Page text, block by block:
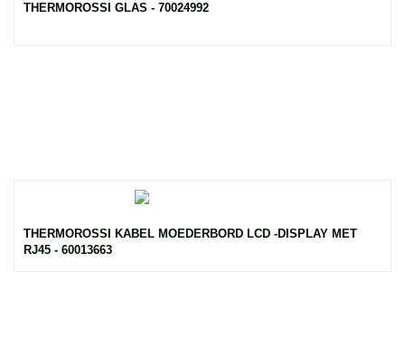
THERMOROSSI GLAS - 70024992
THERMOROSSI KABEL MOEDERBORD LCD -DISPLAY MET
RJ45 - 60013663